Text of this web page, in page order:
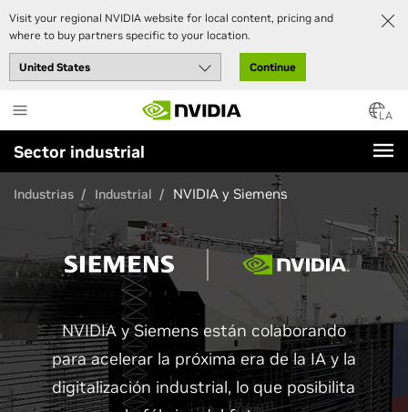
Visit your regional NVIDIA website for local content, pricing and
where to buy partners specific to your location.
Continue
to
main
content
LA
Sector industrial
Industrias Industrial NVIDIA y Siemens
NVIDIA y Siemens están colaborando
para acelerar la próxima era de la IA y la
digitalización industrial, lo que posibilita